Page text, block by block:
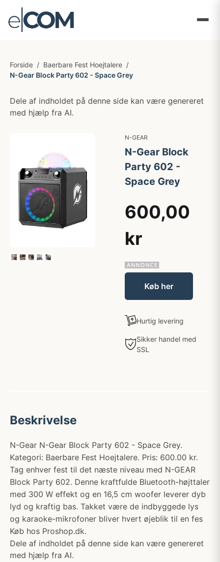
Forside / Baerbare Fest Hoejtalere /
N-Gear Block Party 602 - Space Grey
Dele af indholdet på denne side kan være genereret
med hjælp fra AI.
N-GEAR
N-Gear Block
Party 602 -
Space Grey
600,00
kr
Køb her
Hurtig levering
Sikker handel med
SSL
Beskrivelse
N-Gear N-Gear Block Party 602 - Space Grey.
Kategori: Baerbare Fest Hoejtalere. Pris: 600.00 kr.
Tag enhver fest til det næste niveau med N-GEAR
Block Party 602. Denne kraftfulde Bluetooth-højttaler
med 300 W effekt og en 16,5 cm woofer leverer dyb
lyd og kraftig bas. Takket være de indbyggede lys
og karaoke-mikrofoner bliver hvert øjeblik til en fes
Køb hos Proshop.dk.
Dele af indholdet på denne side kan være genereret
med hjælp fra AI.